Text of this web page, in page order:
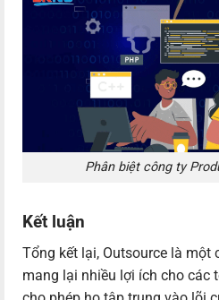
Phân biệt công ty
Kết luận
Tổng kết lại, Outsource là một
mang lại nhiều lợi ích cho các